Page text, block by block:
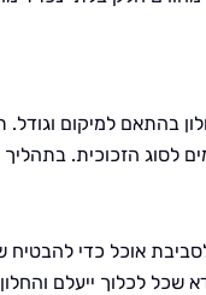
בהתאם למיקום
לסוג הזכוכית.
אוכל כדי להבטיח
לכלוך ייעלם